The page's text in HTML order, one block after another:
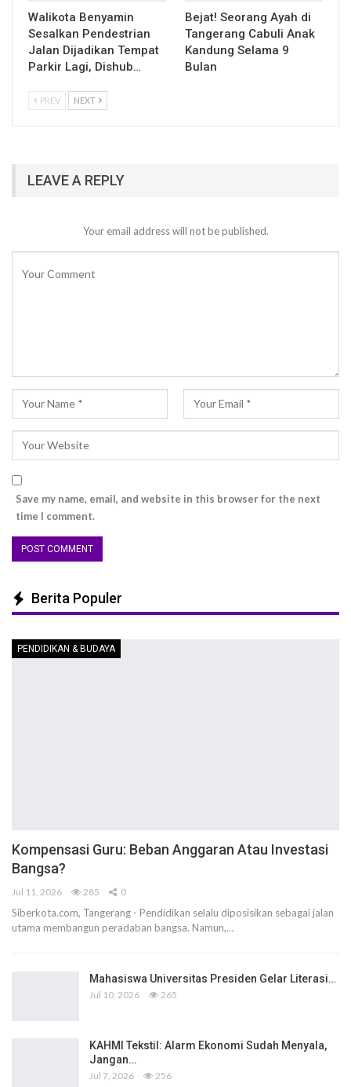
Walikota Benyamin
Sesalkan Pendestrian
Jalan Dijadikan Tempat
Parkir Lagi, Dishub…
Bejat! Seorang Ayah di
Tangerang Cabuli Anak
Kandung Selama 9
Bulan
PREV NEXT
LEAVE A REPLY
Your email address will not be published.
Save my name, email, and website in this browser for the next
time I comment.
Berita Populer
PENDIDIKAN & BUDAYA
Kompensasi Guru: Beban Anggaran Atau Investasi
Bangsa?
Jul 11, 2026 285 0
Siberkota.com, Tangerang - Pendidikan selalu diposisikan sebagai jalan
utama membangun peradaban bangsa. Namun,…
Mahasiswa Universitas Presiden Gelar Literasi…
Jul 10, 2026 265
KAHMI Tekstil: Alarm Ekonomi Sudah Menyala,
Jangan…
Jul 7, 2026 256